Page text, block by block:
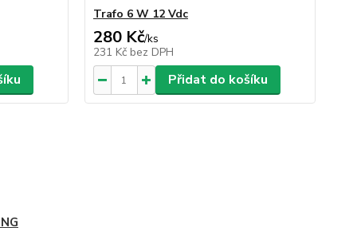
Trafo 6 W 12 Vdc
280 Kč/ks
231 Kč bez DPH
Přidat do košíku